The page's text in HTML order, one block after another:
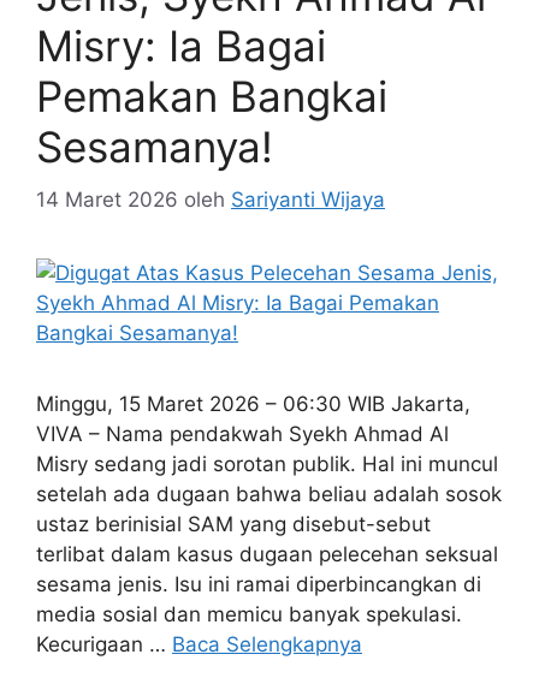
Misry: Ia Bagai
Pemakan Bangkai
Sesamanya!
14 Maret 2026 oleh Sariyanti Wijaya
Minggu, 15 Maret 2026 – 06:30 WIB Jakarta,
VIVA – Nama pendakwah Syekh Ahmad Al
Misry sedang jadi sorotan publik. Hal ini muncul
setelah ada dugaan bahwa beliau adalah sosok
ustaz berinisial SAM yang disebut-sebut
terlibat dalam kasus dugaan pelecehan seksual
sesama jenis. Isu ini ramai diperbincangkan di
media sosial dan memicu banyak spekulasi.
Kecurigaan … Baca Selengkapnya